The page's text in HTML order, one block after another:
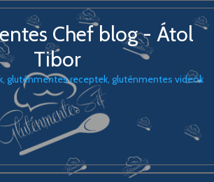
Chef blog - Átol
Tibor
gluténmentes receptek, gluténmentes videók